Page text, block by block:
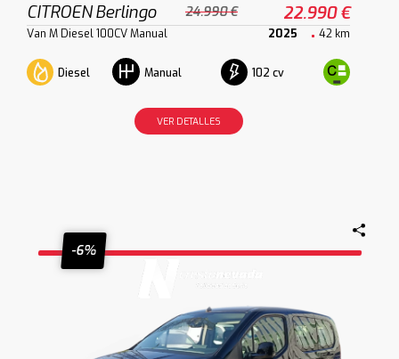
CITROEN Berlingo 24.990 € 22.990 €
Van M Diesel 100CV Manual 2025 42 km
Diesel Manual 102 cv
VER DETALLES
-6%